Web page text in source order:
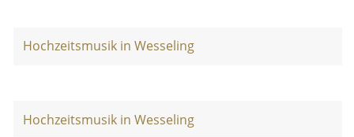
Hochzeitsmusik in Wesseling
Hochzeitsmusik in Wesseling